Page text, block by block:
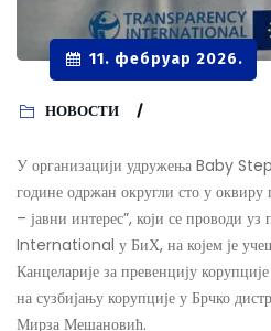
11. фебруар 2026.
НОВОСТИ
У организацији удружења Baby
године одржан округли сто у оквиру
– јавни интерес”, који се проводи
International у БиХ, на којем је
Канцеларије за превенцију
на сузбијању корупције у Брчко
Мирза Мешановић.